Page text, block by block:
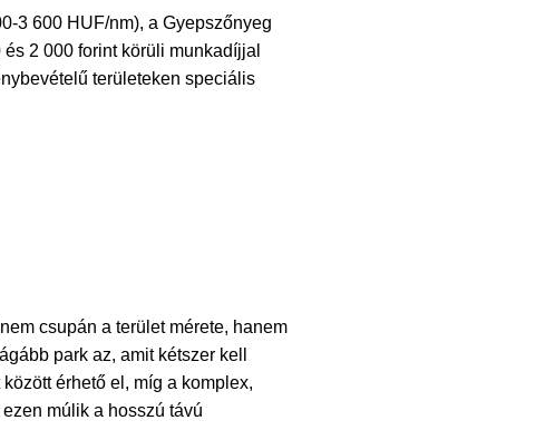
3 600 HUF/nm), a Gyepszőnyeg
2 000 forint körüli munkadíjjal
területeken speciális
csupán a terület mérete, hanem
park az, amit kétszer kell
érhető el, míg a komplex,
múlik a hosszú távú